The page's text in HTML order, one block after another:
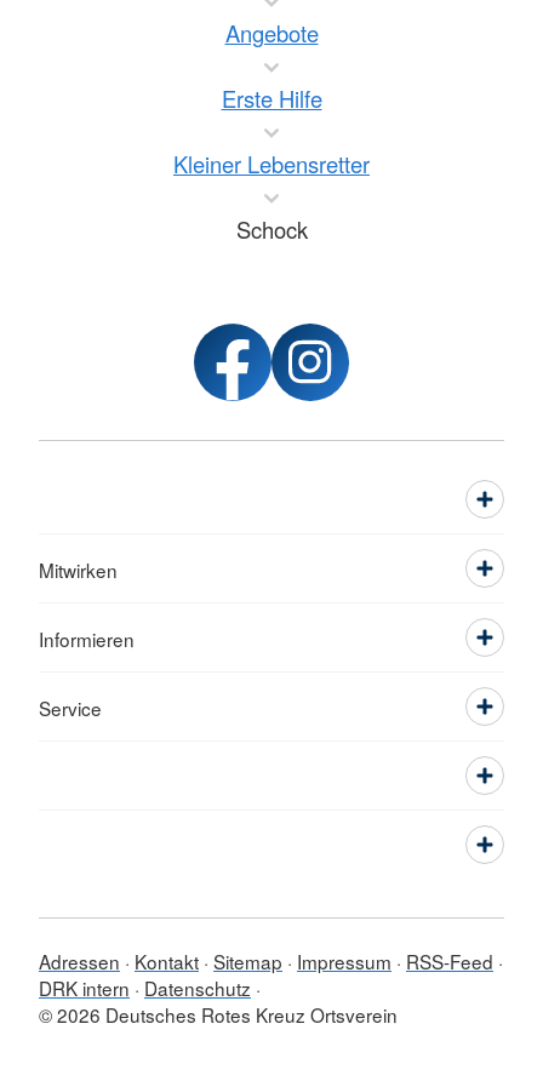
Angebote
Erste Hilfe
Kleiner Lebensretter
Schock
Mitwirken
Informieren
Service
Adressen Kontakt Sitemap Impressum
RSS-Feed
DRK intern
Datenschutz
© 2026 Deutsches Rotes Kreuz Ortsverein